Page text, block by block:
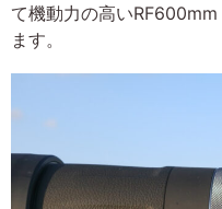
て機動力の高い
ます。